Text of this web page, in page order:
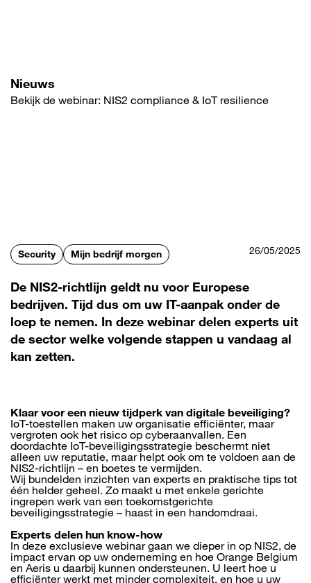
Nieuws
Bekijk de webinar: NIS2 compliance & IoT resilience
Security Mijn bedrijf morgen 26/05/2025
De NIS2-richtlijn geldt nu voor Europese
bedrijven. Tijd dus om uw IT-aanpak onder de
loep te nemen. In deze webinar delen experts uit
de sector welke volgende stappen u vandaag al
kan zetten.
Klaar voor een nieuw tijdperk van digitale beveiliging?
IoT-toestellen maken uw organisatie efficiënter, maar
vergroten ook het risico op cyberaanvallen. Een
doordachte IoT-beveiligingsstrategie beschermt niet
alleen uw reputatie, maar helpt ook om te voldoen aan de
NIS2-richtlijn – en boetes te vermijden.
Wij bundelden inzichten van experts en praktische tips tot
één helder geheel. Zo maakt u met enkele gerichte
ingrepen werk van een toekomstgerichte
beveiligingsstrategie – haast in een handomdraai.
Experts delen hun know-how
In deze exclusieve webinar gaan we dieper in op NIS2, de
impact ervan op uw onderneming en hoe Orange Belgium
en Aeris u daarbij kunnen ondersteunen. U leert hoe u
efficiënter werkt met minder complexiteit, en hoe u uw